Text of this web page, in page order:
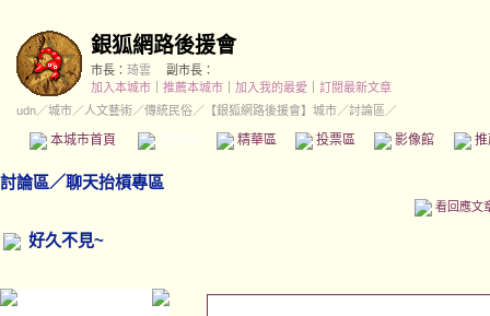
銀狐網路後援會
市長： 琦雲
副市長：
加入本城市
推薦本城市 加入我的最愛
訂閱最新文章
udn／城市／人文藝術／傳統民俗／ 【銀狐網路後援會】城市／討論區／
本城市首頁 精華區 投票區 影像館
討論區／聊天抬槓專區
看回應文
好久不見~